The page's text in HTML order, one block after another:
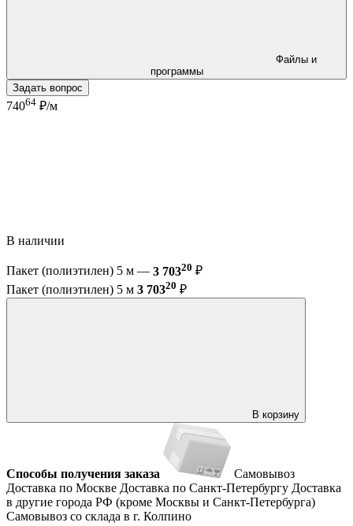
программы
Задать вопрос
74064 ₽/м
В наличии
Пакет (полиэтилен) 5 м — 3 70320 ₽
Пакет (полиэтилен) 5 м 3 70320 ₽
В корзину
Способы получения заказа
Самовывоз
Доставка по Москве Доставка по Санкт-Петербургу Доставка
в другие города РФ (кроме Москвы и Санкт-Петербурга)
Самовывоз со склада в г. Колпино